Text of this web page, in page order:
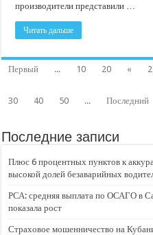
производители представили …
Читать дальше
Первый ... 10 20 «
30
40 50 ... Последний
Последние записи
Плюс 6 процентных пунктов к
высокой долей безаварийных
РСА: средняя выплата по ОСАГО в
показала рост
Страховое мошенничество на